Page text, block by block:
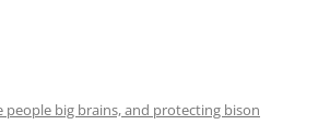
people big brains, and protecting bison